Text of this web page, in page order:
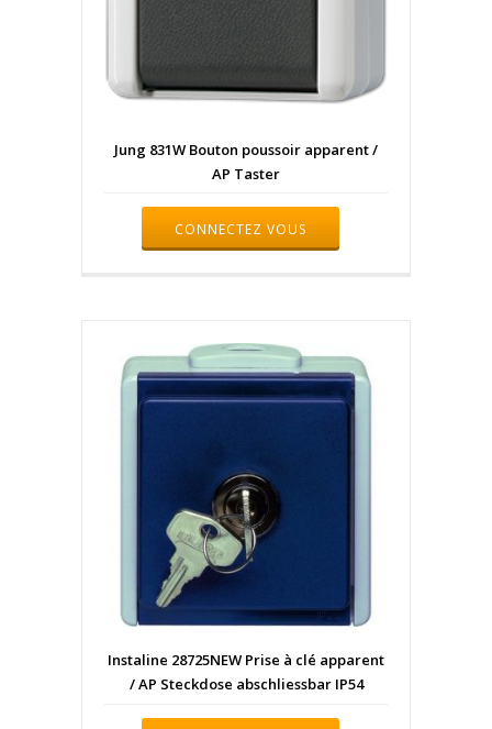
Jung 831W Bouton poussoir apparent /
AP Taster
CONNECTEZ VOUS
Instaline 28725NEW Prise à clé apparent
/ AP Steckdose abschliessbar IP54